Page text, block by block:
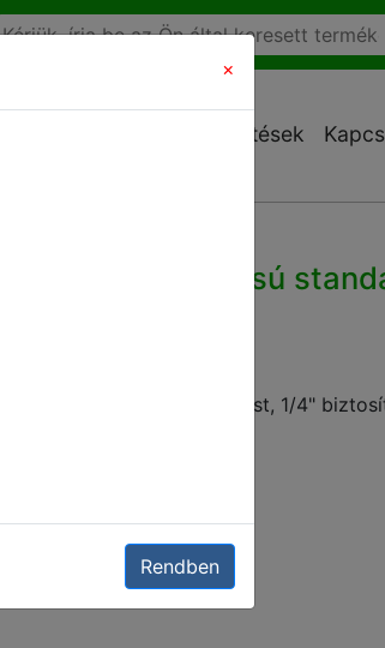
Letöltések
1-állású
minőségi réz szórófejtest, 1/4"
között.
×
Rendben